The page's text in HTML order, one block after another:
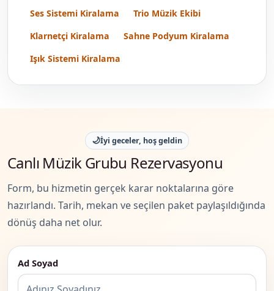
Ses Sistemi Kiralama
Trio Müzik Ekibi
Klarnetçi Kiralama
Sahne Podyum Kiralama
Işık Sistemi Kiralama
🌙İyi geceler, hoş geldin
Canlı Müzik Grubu Rezervasyonu
Form, bu hizmetin gerçek karar noktalarına göre
hazırlandı. Tarih, mekan ve seçilen paket paylaşıldığında
dönüş daha net olur.
Ad Soyad